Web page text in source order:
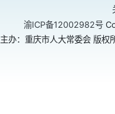
渝ICP备12002982号
主办：重庆市人大常委会 版